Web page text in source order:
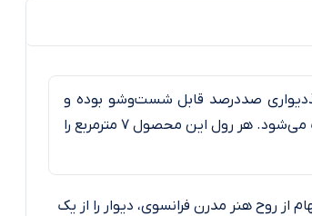
صددرصد قابل شست‌وشو بوده و
به‌راحتی با آب و ابر ملایم تمیز می‌شود. همچنین به دلیل مقاومت بالا در برابر سایش و تردد، گزینه‌ای ایده‌آل برای محیط‌های پررفت‌وآمد محسوب می‌شود. هر رول این محصول ۷ مترمربع را
روح هنر مدرن فرانسوی، دیوار را از یک